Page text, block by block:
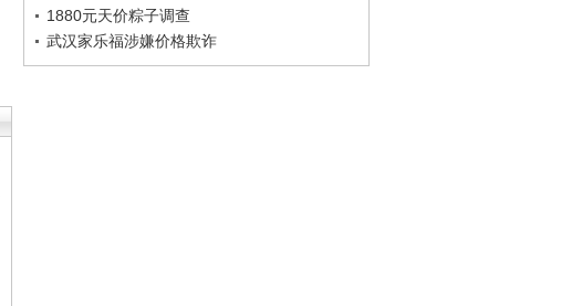
1880元天价粽子调查
武汉家乐福涉嫌价格欺诈